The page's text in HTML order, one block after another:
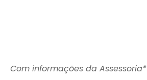
Com informações da Assessoria*